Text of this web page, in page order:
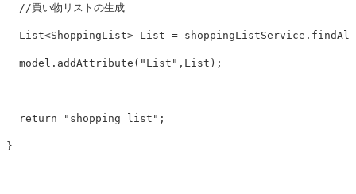
//買い物リストの生成
List<ShoppingList> List = shoppingListService . findAll
model . addAttribute ( "List" , List );
return "shopping_list" ;
}